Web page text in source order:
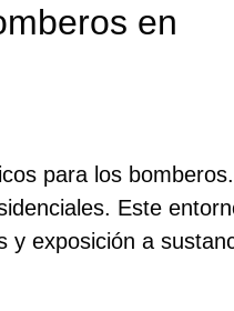
en
para los bomberos.
Este
y exposición a